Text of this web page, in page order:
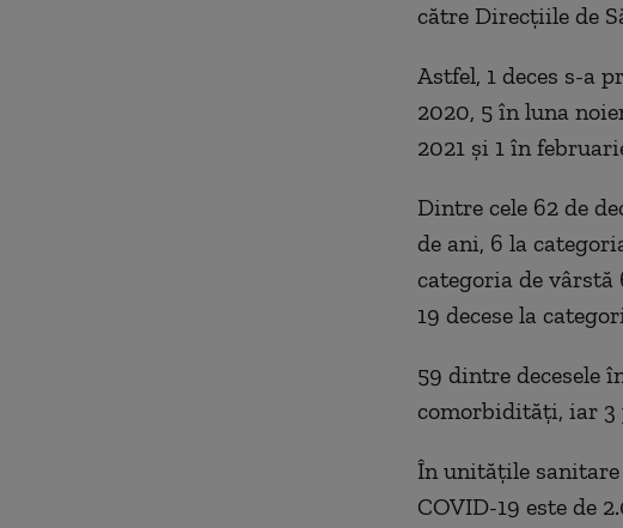
către Direcțiile de
Astfel, 1 deces s-a
2020, 5 în luna
2021 și 1 în
Dintre cele 62 de
de ani, 6 la
categoria de vârstă
19 decese la
59 dintre decesele
comorbidități, iar 3
În unitățile
COVID-19 este de